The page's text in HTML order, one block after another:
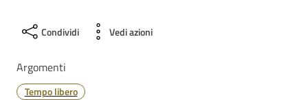
Condividi Vedi azioni
Argomenti
Tempo libero